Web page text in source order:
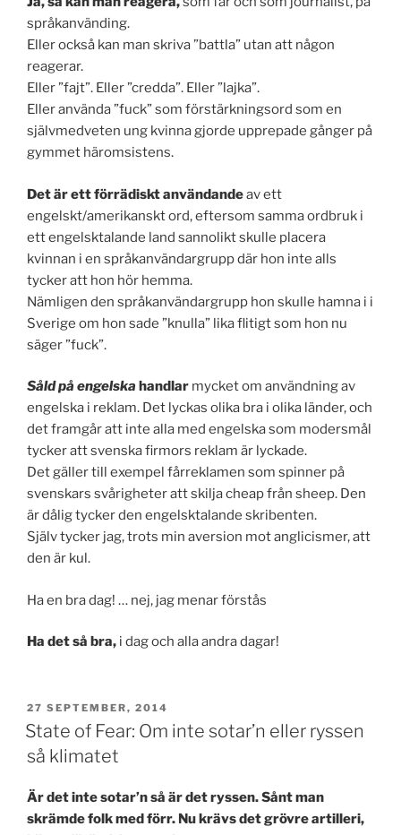
språkanvänding.
Eller också kan man skriva ”battla” utan att någon
reagerar.
Eller ”fajt”. Eller ”credda”. Eller ”lajka”.
Eller använda ”fuck” som förstärkningsord som en
självmedveten ung kvinna gjorde upprepade gånger på
gymmet häromsistens.
Det är ett förrädiskt användandeav ett
engelskt/amerikanskt ord, eftersom samma ordbruk i
ett engelsktalande land sannolikt skulle placera
kvinnan i en språkanvändargrupp där hon inte alls
tycker att hon hör hemma.
Nämligen den språkanvändargrupp hon skulle hamna i i
Sverige om hon sade ”knulla” lika flitigt som hon nu
säger ”fuck”.
Såld på engelska handlar mycket om användning av
engelska i reklam. Det lyckas olika bra i olika länder, och
det framgår att inte alla med engelska som modersmål
tycker att svenska firmors reklam är lyckade.
Det gäller till exempel fårreklamen som spinner på
svenskars svårigheter att skilja cheap från sheep. Den
är dålig tycker den engelsktalande skribenten.
Själv tycker jag, trots min aversion mot anglicismer, att
den är kul.
Ha en bra dag! … nej, jag menar förstås
Ha det så bra, i dag och alla andra dagar!
PUBLICERAT
27 SEPTEMBER, 2014
State of Fear: Om inte sotar’n eller ryssen
så klimatet
Är det inte sotar’n så är det ryssen. Sånt man
skrämde folk med förr. Nu krävs det grövre artilleri,